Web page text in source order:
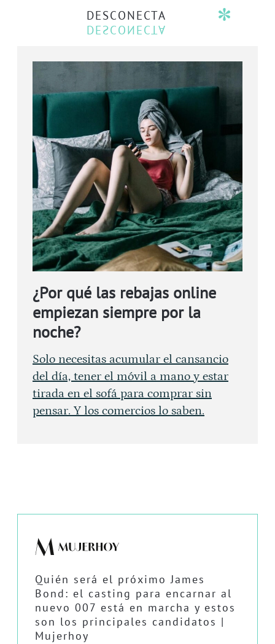
DESCONECTA
¿Por qué las rebajas online
empiezan siempre por la
noche?
Solo necesitas acumular el cansancio
del día, tener el móvil a mano y estar
tirada en el sofá para comprar sin
pensar. Y los comercios lo saben.
Quién será el próximo James
Bond: el casting para encarnar al
nuevo 007 está en marcha y estos
son los principales candidatos |
Mujerhoy